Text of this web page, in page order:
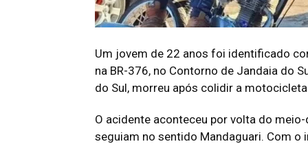
Um jovem de 22 anos foi identificado
na BR-376, no Contorno de Jandaia do
do Sul, morreu após colidir a
O acidente aconteceu por volta do
seguiam no sentido Mandaguari. Com